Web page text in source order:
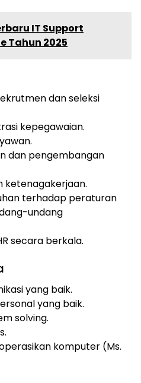
IT Support
Tahun 2025
dan seleksi
kepegawaian.
dan pengembangan
ketenagakerjaan.
terhadap peraturan
undang
secara berkala.
yang baik.
yang baik.
solving.
komputer (Ms.